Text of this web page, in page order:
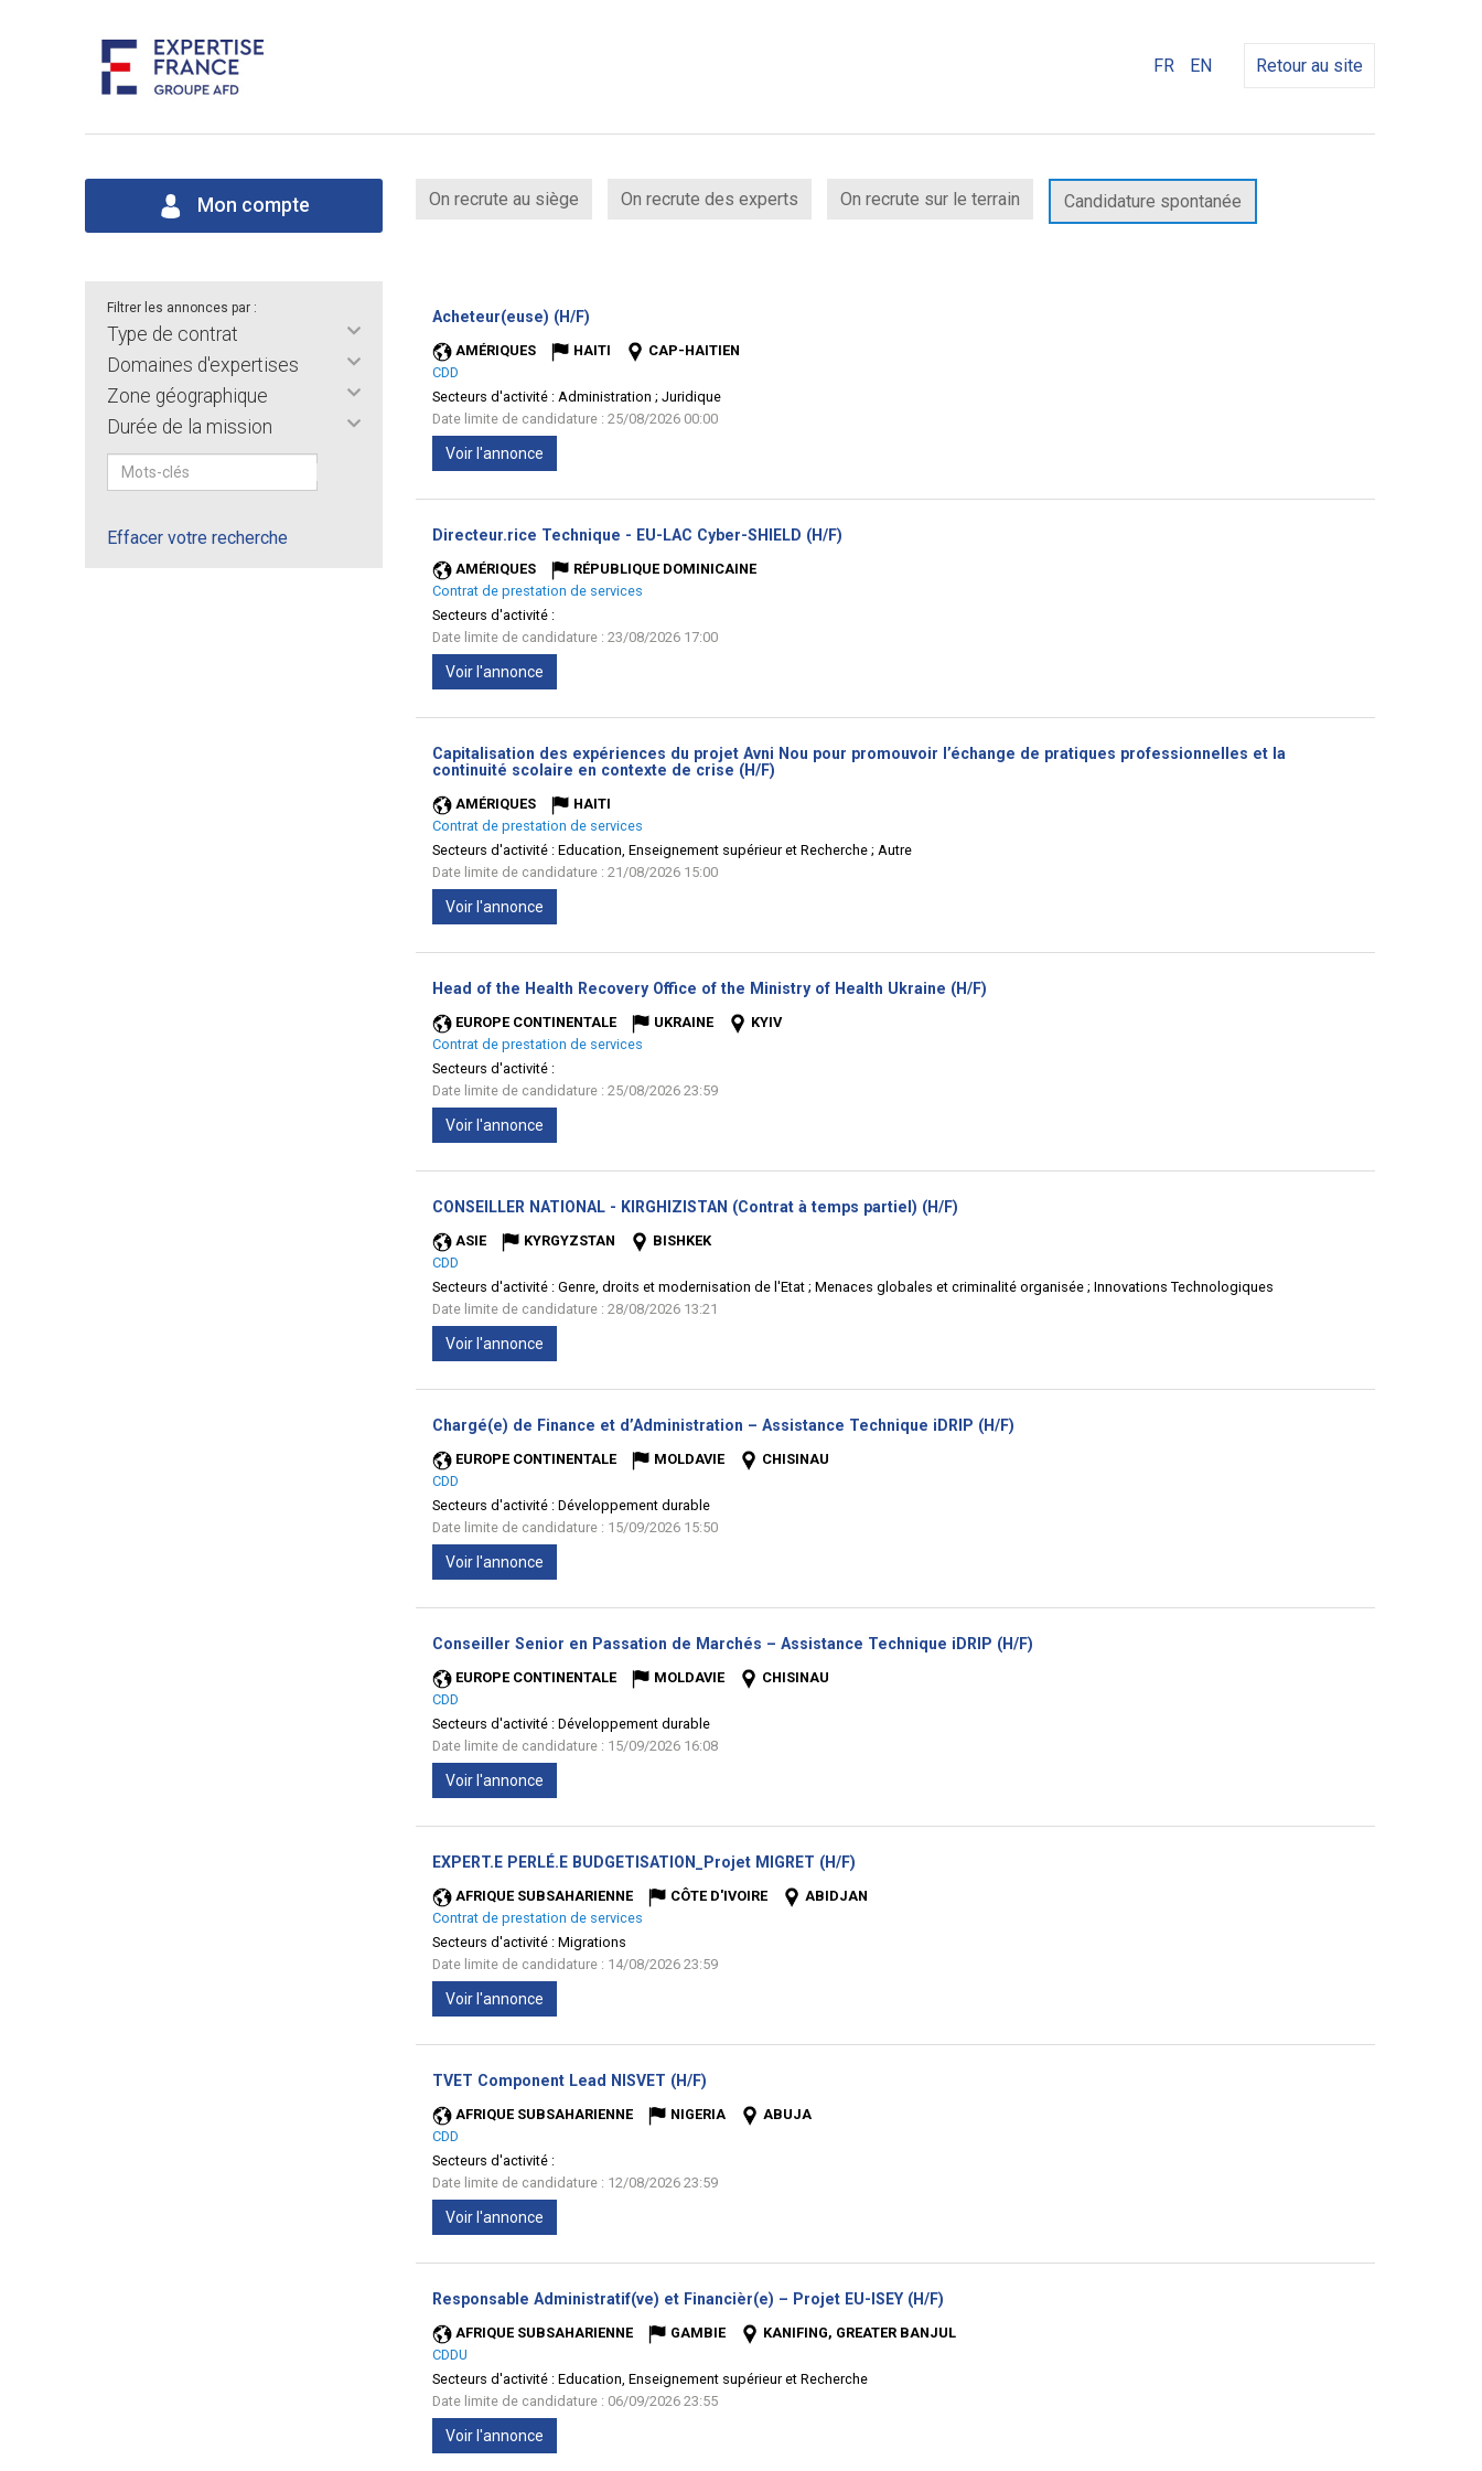
FR EN Retour au site
Mon compte On recrute au siège On recrute des experts On recrute sur le terrain Candidature spontanée
Filtrer les annonces par :
Type de contrat
Domaines d'expertises
Zone géographique
Durée de la mission
Effacer votre recherche
Acheteur(euse) (H/F)
AMÉRIQUES HAITI
CAP-HAITIEN
CDD
Secteurs d'activité : Administration ; Juridique
Date limite de candidature : 25/08/2026 00:00
Voir l'annonce
Directeur.rice Technique - EU-LAC Cyber-SHIELD (H/F)
AMÉRIQUES
RÉPUBLIQUE DOMINICAINE
Contrat de prestation de services
Secteurs d'activité :
Date limite de candidature : 23/08/2026 17:00
Voir l'annonce
Capitalisation des expériences du projet Avni Nou pour promouvoir l’échange de pratiques professionnelles et la
continuité scolaire en contexte de crise (H/F)
AMÉRIQUES
HAITI
Contrat de prestation de services
Secteurs d'activité : Education, Enseignement supérieur et Recherche ; Autre
Date limite de candidature : 21/08/2026 15:00
Voir l'annonce
Head of the Health Recovery Office of the Ministry of Health Ukraine (H/F)
EUROPE CONTINENTALE UKRAINE
KYIV
Contrat de prestation de services
Secteurs d'activité :
Date limite de candidature : 25/08/2026 23:59
Voir l'annonce
CONSEILLER NATIONAL - KIRGHIZISTAN (Contrat à temps partiel) (H/F)
ASIE KYRGYZSTAN
BISHKEK
CDD
Secteurs d'activité : Genre, droits et modernisation de l'Etat ; Menaces globales et criminalité organisée ; Innovations Technologiques
Date limite de candidature : 28/08/2026 13:21
Voir l'annonce
Chargé(e) de Finance et d’Administration – Assistance Technique iDRIP (H/F)
EUROPE CONTINENTALE MOLDAVIE
CHISINAU
CDD
Secteurs d'activité : Développement durable
Date limite de candidature : 15/09/2026 15:50
Voir l'annonce
Conseiller Senior en Passation de Marchés – Assistance Technique iDRIP (H/F)
EUROPE CONTINENTALE MOLDAVIE
CHISINAU
CDD
Secteurs d'activité : Développement durable
Date limite de candidature : 15/09/2026 16:08
Voir l'annonce
EXPERT.E PERLÉ.E BUDGETISATION_Projet MIGRET (H/F)
AFRIQUE SUBSAHARIENNE CÔTE D'IVOIRE
ABIDJAN
Contrat de prestation de services
Secteurs d'activité : Migrations
Date limite de candidature : 14/08/2026 23:59
Voir l'annonce
TVET Component Lead NISVET (H/F)
AFRIQUE SUBSAHARIENNE NIGERIA
ABUJA
CDD
Secteurs d'activité :
Date limite de candidature : 12/08/2026 23:59
Voir l'annonce
Responsable Administratif(ve) et Financièr(e) – Projet EU-ISEY (H/F)
AFRIQUE SUBSAHARIENNE GAMBIE
KANIFING, GREATER BANJUL
CDDU
Secteurs d'activité : Education, Enseignement supérieur et Recherche
Date limite de candidature : 06/09/2026 23:55
Voir l'annonce